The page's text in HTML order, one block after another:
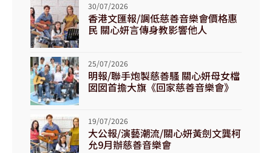
香港文匯報/調低慈善音樂會價格惠
民 關心妍言傳身教影響他人
30/07/2026
明報/聯手炮製慈善騷 關心妍母女檔
囡囡首擔大旗《回家慈善音樂會》
25/07/2026
大公報/演藝潮流/關心妍黃劍文龔柯
允9月辦慈善音樂會
19/07/2026